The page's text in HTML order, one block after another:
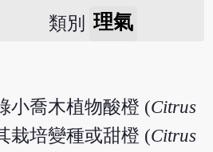
類別 理氣
小喬木植物酸橙 (Citrus
栽培變種或甜橙 (Citrus